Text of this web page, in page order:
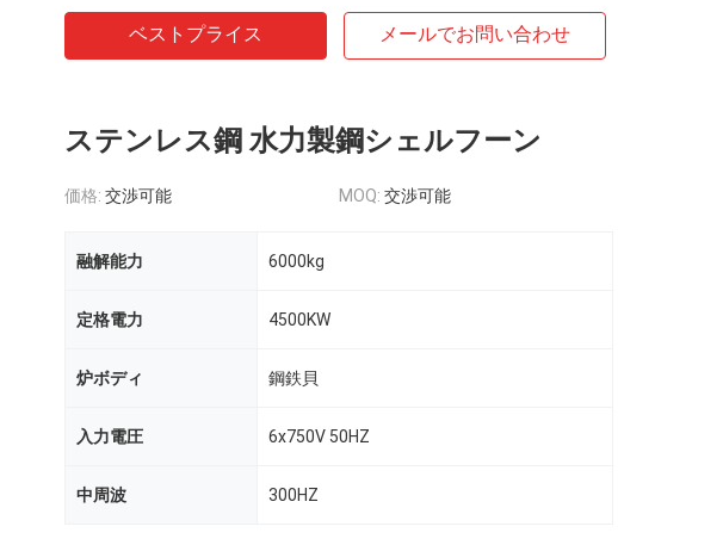
ベストプライス メールでお問い合わせ
ステンレス鋼 水力製鋼シェルフーン
価格: 交渉可能 MOQ: 交渉可能
融解能力 6000kg
定格電力 4500KW
炉ボディ 鋼鉄貝
入力電圧 6x750V 50HZ
中周波 300HZ